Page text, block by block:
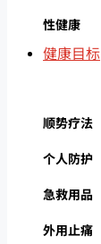
性健康
健康目标
顺势疗法
个人防护
急救用品
外用止痛